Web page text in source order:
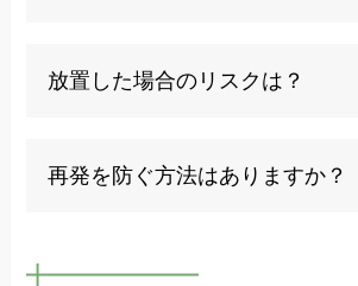
勢を正すなど、負担を減らす工夫
放置した場合のリスクは？
生活や仕事に支障が出る可能性が
再発を防ぐ方法はありますか？
ッチ、無理な負担を避けることが